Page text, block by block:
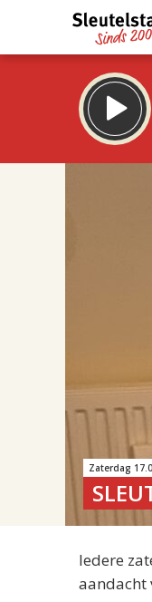
Zaterdag
Iedere
aandacht